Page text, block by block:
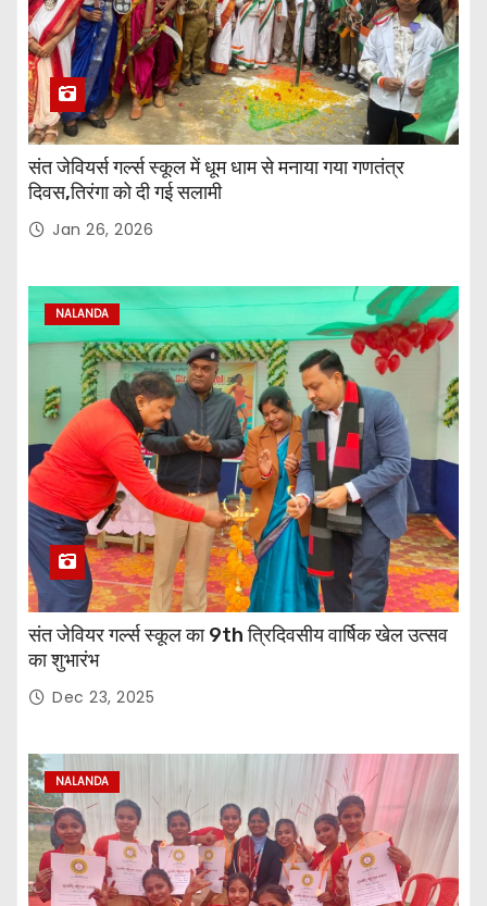
संत जेवियर्स गर्ल्स स्कूल में धूम धाम से मनाया गया गणतंत्र
दिवस,तिरंगा को दी गई सलामी
Jan 26, 2026
NALANDA
संत जेवियर गर्ल्स स्कूल का 9th त्रिदिवसीय वार्षिक खेल उत्सव
का शुभारंभ
Dec 23, 2025
NALANDA